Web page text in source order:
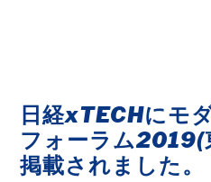
日経xTECHにモ
フォーラム2019(
掲載されました。